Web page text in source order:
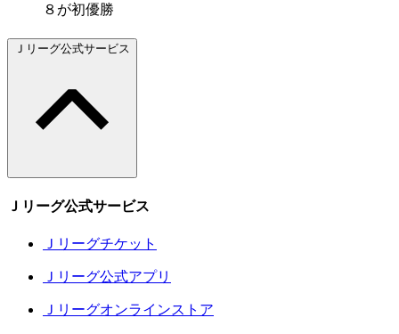
８が初優勝
Ｊリーグ公式サービス
Ｊリーグ公式サービス
Ｊリーグチケット
Ｊリーグ公式アプリ
Ｊリーグオンラインストア